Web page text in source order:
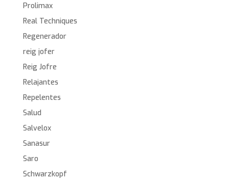
Prolimax
Real Techniques
Regenerador
reig jofer
Reig Jofre
Relajantes
Repelentes
Salud
Salvelox
Sanasur
Saro
Schwarzkopf